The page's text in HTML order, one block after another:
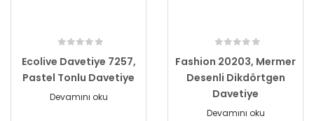
Ecolive Davetiye 7257,
Pastel Tonlu Davetiye
Devamını oku
Fashion 20203, Mermer
Desenli Dikdörtgen
Davetiye
Devamını oku